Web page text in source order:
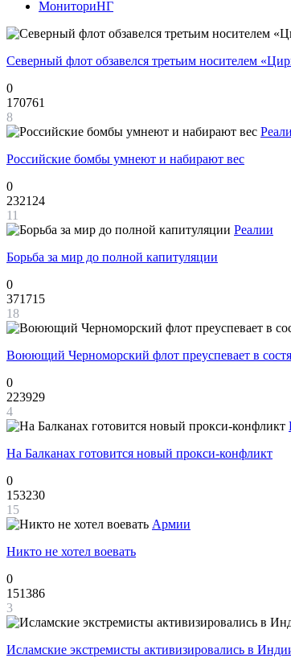
МониториНГ
Северный флот обзавелся третьим носителем
0
170761
8
Российские бомбы умнеют и набирают вес
0
232124
11
Реалии
Борьба за мир до полной капитуляции
0
371715
18
Воюющий Черноморский флот преуспевает в
0
223929
4
На Балканах готовится новый прокси-конфликт
0
153230
15
Армии
Никто не хотел воевать
0
151386
3
Исламские экстремисты активизировались в